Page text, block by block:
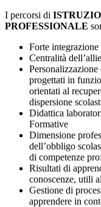
I percorsi di
PROFESSIONALE
Forte
Centralità
progettati in
orientati al
dispersione
Didattica
Formative
Dimensione
dell’obbligo
di competenze
Risultati di
conoscenze, utili
Gestione di
apprendere in